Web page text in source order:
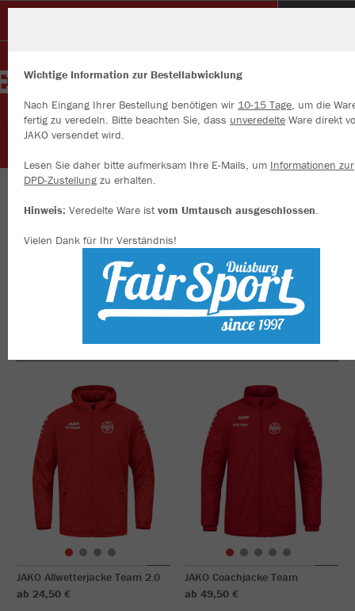
Herzlich willkommen an der Alsfeldroad
JAKO Allwetterjacke Team 2.0
ab 24,50 €
JAKO Coachjacke Team
ab 49,50 €
Wichtige Information zur Bestellabwicklung
Nach Eingang Ihrer Bestellung benötigen wir 10-15 Tage, um die
fertig zu veredeln. Bitte beachten Sie, dass unveredelte Ware direkt
JAKO versendet wird.
Lesen Sie daher bitte aufmerksam Ihre E-Mails, um Informationen zur
DPD-Zustellung zu erhalten.
Hinweis: Veredelte Ware istvom Umtausch ausgeschlossen.
Vielen Dank für Ihr Verständnis!
Wir verwenden Cookies
Inhalte anzeigen und unsere Website verbessern. Weitere
zu den Cookies findest Du in den Einstellungen.
Alle akzeptieren
Alle ablehnen
mehr Infos
Datenschutz
Impressum